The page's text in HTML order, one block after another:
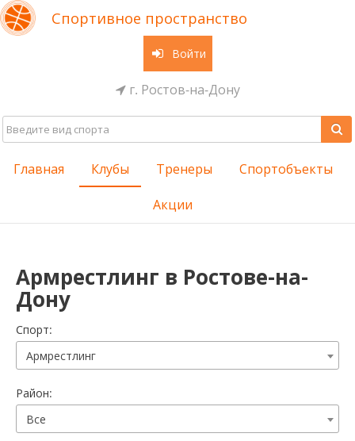
Спортивное пространство
Войти
г. Ростов-на-Дону
Главная Клубы Тренеры Спортобъекты
Акции
Армрестлинг в Ростове-на-
Дону
Cпорт:
Армрестлинг
Район:
Все